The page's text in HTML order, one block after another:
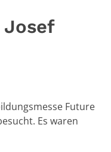
Josef
Future
Es waren